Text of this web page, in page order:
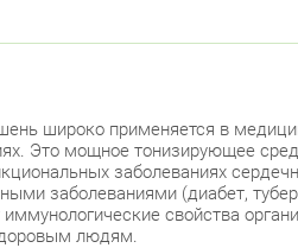
широко применяется в
Это мощное тонизирующее
заболеваниях
заболеваниями (диабет,
свойства
людям.